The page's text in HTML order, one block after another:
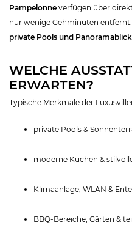
Pampelonne verfügen über
nur wenige Gehminuten
private Pools und
WELCHE
ERWARTEN?
Typische Merkmale der
private Pools &
moderne Küchen &
Klimaanlage, WLAN &
BBQ-Bereiche, Gärten &